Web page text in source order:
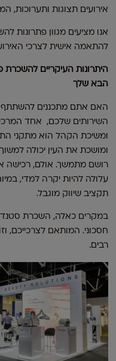
אירועים תצוגות ותערוכות,
אנו מציעים מגוון פתרונות
להתאמה אישית לצרכי
היתרונות העיקריים להשכרת
הבא שלך
האם אתם מתכננים להשתתף
השירותים שלכם, אחד
ומשיכת הקהל הוא מתקני
ומושכת את העין יכולה
רושם מתמשך. אולם, רכישה
עלולה להיות יקרה למדי,
תקציב שיווק מוגבל.
במקרים כאלה, השכרת
חסכוני. המותאם לצרכייכם,
רבים.